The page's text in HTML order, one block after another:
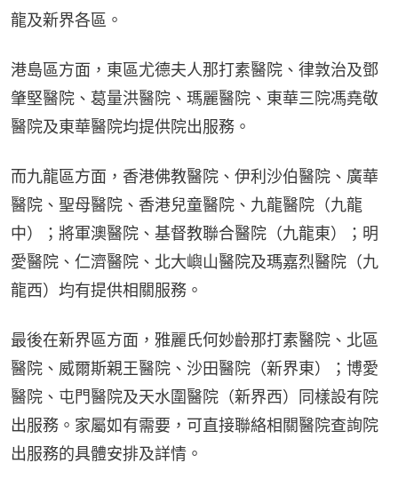
龍及新界各區。
港島區方面，東區尤德夫人那打素醫院、律敦治及鄧
肇堅醫院、葛量洪醫院、瑪麗醫院、東華三院馮堯敬
醫院及東華醫院均提供院出服務。
而九龍區方面，香港佛教醫院、伊利沙伯醫院、廣華
醫院、聖母醫院、香港兒童醫院、九龍醫院（九龍
中）；將軍澳醫院、基督教聯合醫院（九龍東）；明
愛醫院、仁濟醫院、北大嶼山醫院及瑪嘉烈醫院（九
龍西）均有提供相關服務。
最後在新界區方面，雅麗氏何妙齡那打素醫院、北區
醫院、威爾斯親王醫院、沙田醫院（新界東）；博愛
醫院、屯門醫院及天水圍醫院（新界西）同樣設有院
出服務。家屬如有需要，可直接聯絡相關醫院查詢院
出服務的具體安排及詳情。